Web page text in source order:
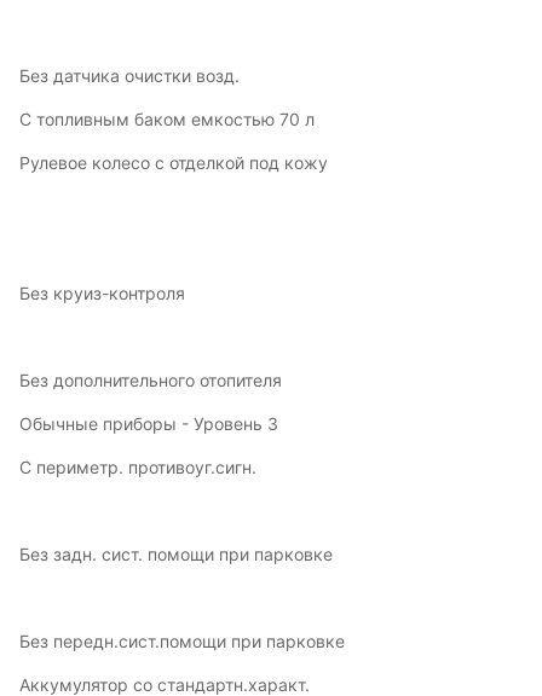
Без датчика очистки возд.
С топливным баком емкостью 70 л
Рулевое колесо с отделкой под кожу
Без круиз-контроля
Без дополнительного отопителя
Обычные приборы - Уровень 3
С периметр. противоуг.сигн.
Без задн. сист. помощи при парковке
Без передн.сист.помощи при парковке
Аккумулятор со стандартн.характ.